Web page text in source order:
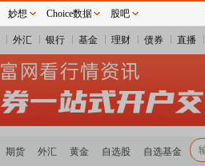
外汇 银行 基金 理财 债券 直播
期货 外汇 黄金 自选股 自选基金
妙想 Choice数据 股吧